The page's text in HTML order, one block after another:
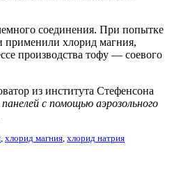
соединения. При попытке
применили хлорид магния,
производства тофу — соевого
из института Стефенсона
с помощью аэрозольного
, хлорид магния, хлорид натрия